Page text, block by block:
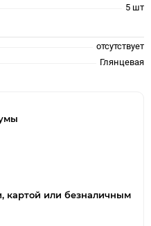
5 шт
отсутствует
Глянцевая
картой или безналичным